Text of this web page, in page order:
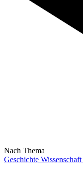
Nach Thema
Geschichte Wissenschaft